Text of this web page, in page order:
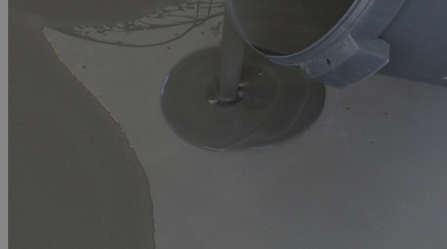
Impregneer snel
Tegelprimer
Schraaplaag PU
Toplaag anti-slip
Budget toplaag
Toplaag in kleur